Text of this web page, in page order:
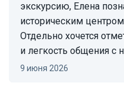
экскурсию, Елена
историческим
Отдельно хочется
и легкость общения с
9 июня 2026